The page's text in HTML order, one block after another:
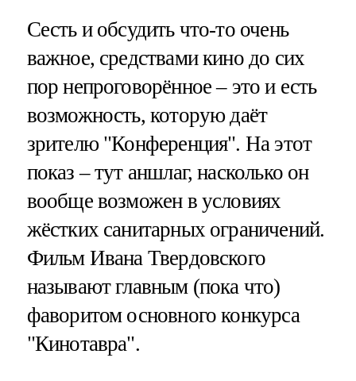
Сесть и обсудить что-то очень
важное, средствами кино до сих
пор непроговорённое – это и есть
возможность, которую даёт
зрителю "Конференция". На этот
показ – тут аншлаг, насколько он
вообще возможен в условиях
жёстких санитарных ограничений.
Фильм Ивана Твердовского
называют главным (пока что)
фаворитом основного конкурса
"Кинотавра".